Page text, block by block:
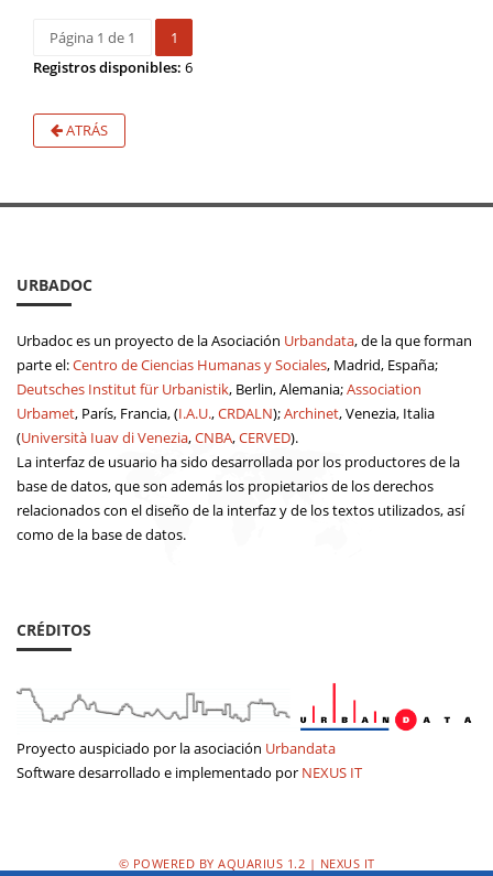
Página 1 de 1
1
Registros disponibles: 6
ATRÁS
URBADOC
Urbadoc es un proyecto de la Asociación Urbandata, de la que forman
parte el:Centro de Ciencias Humanas y Sociales, Madrid, España;
Deutsches Institut für Urbanistik, Berlin, Alemania;Association
Urbamet, París, Francia, (I.A.U.,CRDALN);Archinet, Venezia, Italia
(Università Iuav di Venezia,CNBA,CERVED).
La interfaz de usuario ha sido desarrollada por los productores de la
base de datos, que son además los propietarios de los derechos
relacionados con el diseño de la interfaz y de los textos utilizados, así
como de la base de datos.
CRÉDITOS
Proyecto auspiciado por la asociación Urbandata
Software desarrollado e implementado por NEXUS IT
© POWERED BY AQUARIUS 1.2 | NEXUS IT